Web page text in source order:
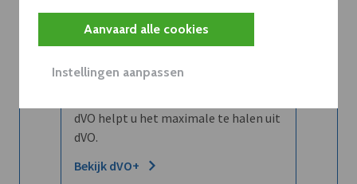
Aanvaard alle cookies
Instellingen aanpassen
kent?
dVO helpt u het maximale te halen uit
dVO.
Bekijk dVO+